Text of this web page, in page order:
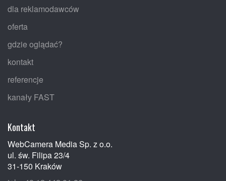
dla reklamodawców
oferta
gdzie oglądać?
kontakt
referencje
kanały FAST
Kontakt
WebCamera Media Sp. z o.o.
ul. św. Filipa 23/4
31-150 Kraków